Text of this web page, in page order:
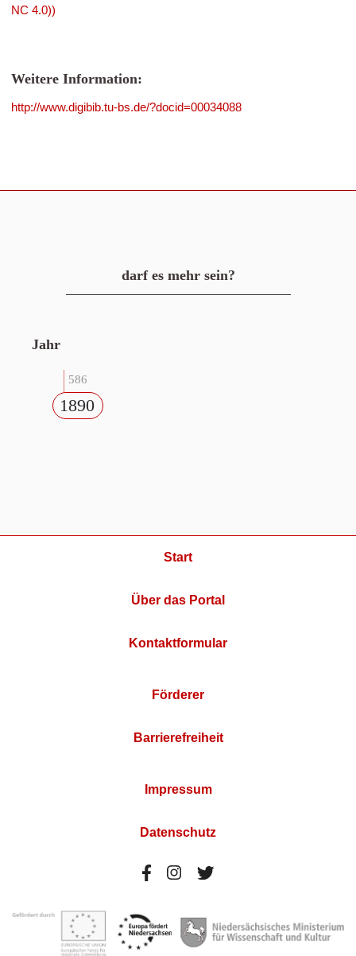
NC 4.0))
Weitere Information:
http://www.digibib.tu-bs.de/?docid=00034088
darf es mehr sein?
Jahr
586
1890
Start
Über das Portal
Kontaktformular
Förderer
Barrierefreiheit
Impressum
Datenschutz